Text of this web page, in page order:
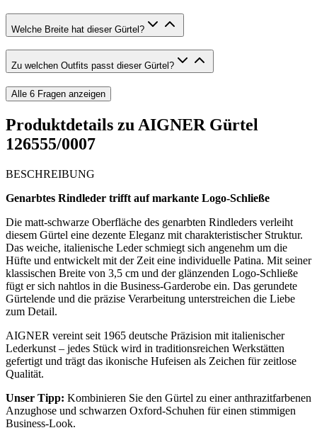
Welche Breite hat dieser Gürtel?
Zu welchen Outfits passt dieser Gürtel?
Alle 6 Fragen anzeigen
Produktdetails zu AIGNER Gürtel
126555/0007
BESCHREIBUNG
Genarbtes Rindleder trifft auf markante Logo-Schließe
Die matt-schwarze Oberfläche des genarbten Rindleders verleiht
diesem Gürtel eine dezente Eleganz mit charakteristischer Struktur.
Das weiche, italienische Leder schmiegt sich angenehm um die
Hüfte und entwickelt mit der Zeit eine individuelle Patina. Mit seiner
klassischen Breite von 3,5 cm und der glänzenden Logo-Schließe
fügt er sich nahtlos in die Business-Garderobe ein. Das gerundete
Gürtelende und die präzise Verarbeitung unterstreichen die Liebe
zum Detail.
AIGNER vereint seit 1965 deutsche Präzision mit italienischer
Lederkunst – jedes Stück wird in traditionsreichen Werkstätten
gefertigt und trägt das ikonische Hufeisen als Zeichen für zeitlose
Qualität.
Unser Tipp: Kombinieren Sie den Gürtel zu einer anthrazitfarbenen
Anzughose und schwarzen Oxford-Schuhen für einen stimmigen
Business-Look.